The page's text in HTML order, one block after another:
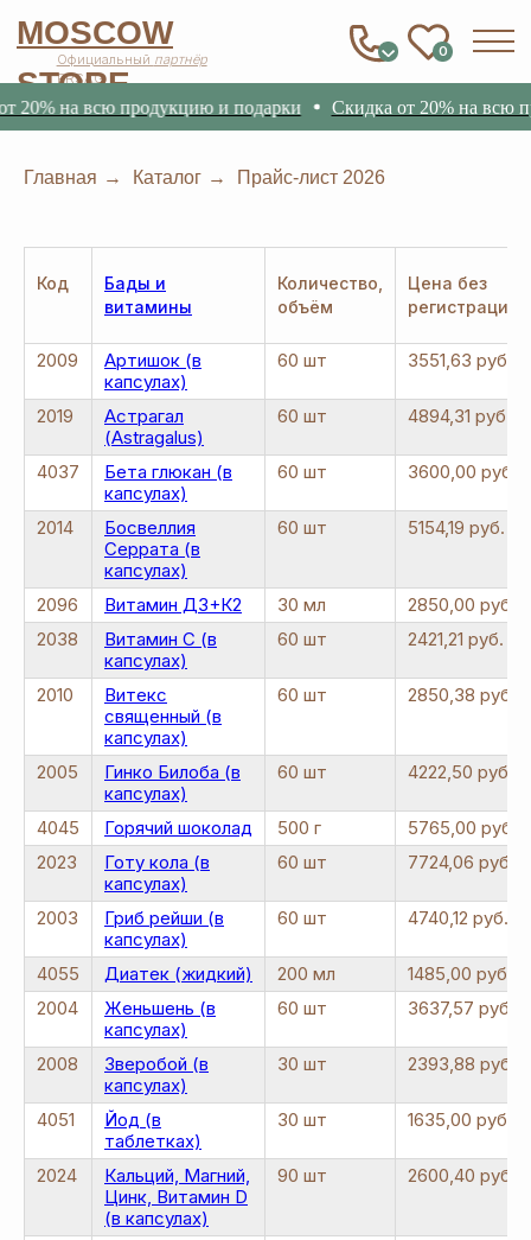
всю продукцию и подарки Скидка от 20% на всю
MOSCOW
STORE
Официальныйпартнёр
ERSAG
Главная → Каталог → Прайс-лист 2026
Код
Бады и
витамины
Количество,
объём
Цена без
регистрации
2009
Артишок (в
капсулах)
60 шт 3551,63 руб.
2019
Астрагал
(Astragalus)
60 шт 4894,31 руб.
4037
Бета глюкан (в
капсулах)
60 шт 3600,00 руб.
2014
Босвеллия
Серрата (в
капсулах)
60 шт 5154,19 руб.
2096 Витамин Д3+К2 30 мл
2850,00 руб
2038
Витамин C (в
капсулах)
60 шт 2421,21 руб.
2010
Витекс
священный (в
капсулах)
60 шт 2850,38 руб.
2005
Гинко Билоба (в
капсулах)
60 шт 4222,50 руб.
4045 Горячий шоколад 500 г
5765,00 руб.
2023
Готу кола (в
капсулах)
60 шт 7724,06 руб.
2003
Гриб рейши (в
капсулах)
60 шт 4740,12 руб.
4055 Диатек (жидкий) 200 мл
1485,00 руб.
2004
Женьшень (в
капсулах)
60 шт 3637,57 руб.
2008
Зверобой (в
капсулах)
30 шт 2393,88 руб.
4051
Йод (в
таблетках)
30 шт 1635,00 руб.
2024
Кальций, Магний,
Цинк, Витамин D
(в капсулах)
90 шт 2600,40 руб.